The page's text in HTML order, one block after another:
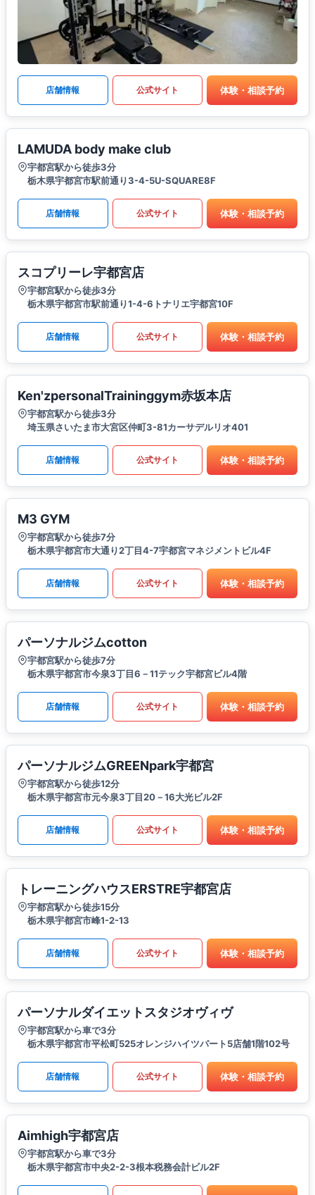
店舗情報 公式サイト 体験・相談予約
LAMUDA body make club
宇都宮駅から徒歩3分
栃木県宇都宮市駅前通り3-4-5U-SQUARE8F
店舗情報 公式サイト 体験・相談予約
スコプリーレ宇都宮店
宇都宮駅から徒歩3分
栃木県宇都宮市駅前通り1-4-6トナリエ宇都宮10F
店舗情報 公式サイト 体験・相談予約
Ken'zpersonalTraininggym赤坂本店
宇都宮駅から徒歩3分
埼玉県さいたま市大宮区仲町3-81カーサデルリオ401
店舗情報 公式サイト 体験・相談予約
M3 GYM
宇都宮駅から徒歩7分
栃木県宇都宮市大通り2丁目4-7宇都宮マネジメントビル4F
店舗情報 公式サイト 体験・相談予約
パーソナルジムcotton
宇都宮駅から徒歩7分
栃木県宇都宮市今泉3丁目6－11テック宇都宮ビル4階
店舗情報 公式サイト 体験・相談予約
パーソナルジムGREENpark宇都宮
宇都宮駅から徒歩12分
栃木県宇都宮市元今泉3丁目20－16大光ビル2F
店舗情報 公式サイト 体験・相談予約
トレーニングハウスERSTRE宇都宮店
宇都宮駅から徒歩15分
栃木県宇都宮市峰1-2-13
店舗情報 公式サイト 体験・相談予約
パーソナルダイエットスタジオヴィヴ
宇都宮駅から車で3分
栃木県宇都宮市平松町525オレンジハイツパート5店舗1階102号
店舗情報 公式サイト 体験・相談予約
Aimhigh宇都宮店
宇都宮駅から車で3分
栃木県宇都宮市中央2-2-3根本税務会計ビル2F